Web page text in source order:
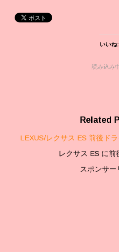
いいね:
読み込み
Related
LEXUS/レクサス ES 前後ド
レクサス ES に
スポンサー